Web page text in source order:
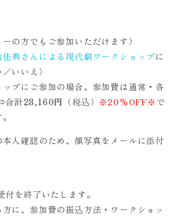
の方でもご参加いただけます）
佳典さんによる現代劇ワークショップに
いいえ）
プにご参加の場合、参加費は通常・各
合計28,160円 （税込） ※20%OFF※ で
本人確認のため、顔写真をメールに添付
付を終了いたします。
方に、参加費の振込方法・ワークショッ